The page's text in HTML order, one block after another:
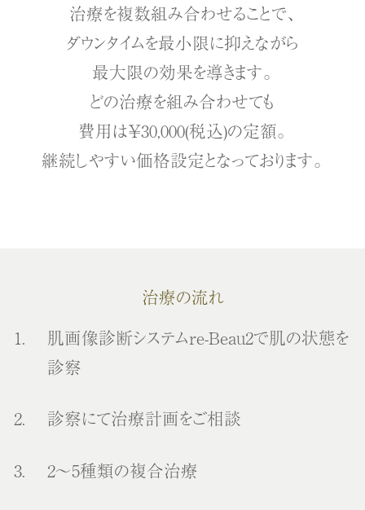
治療を複数組み合わせることで、
ダウンタイムを最小限に抑えながら
最大限の効果を導きます。
どの治療を組み合わせても
費用は￥30,000(税込)の定額。
継続しやすい価格設定となっております。
治療の流れ
肌画像診断システムre-Beau2で肌の状態を
診察
診察にて治療計画をご相談
2～5種類の複合治療